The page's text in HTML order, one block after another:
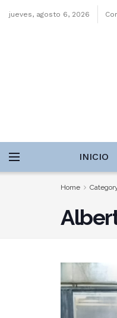
jueves, agosto 6, 2026
INICIO
Home